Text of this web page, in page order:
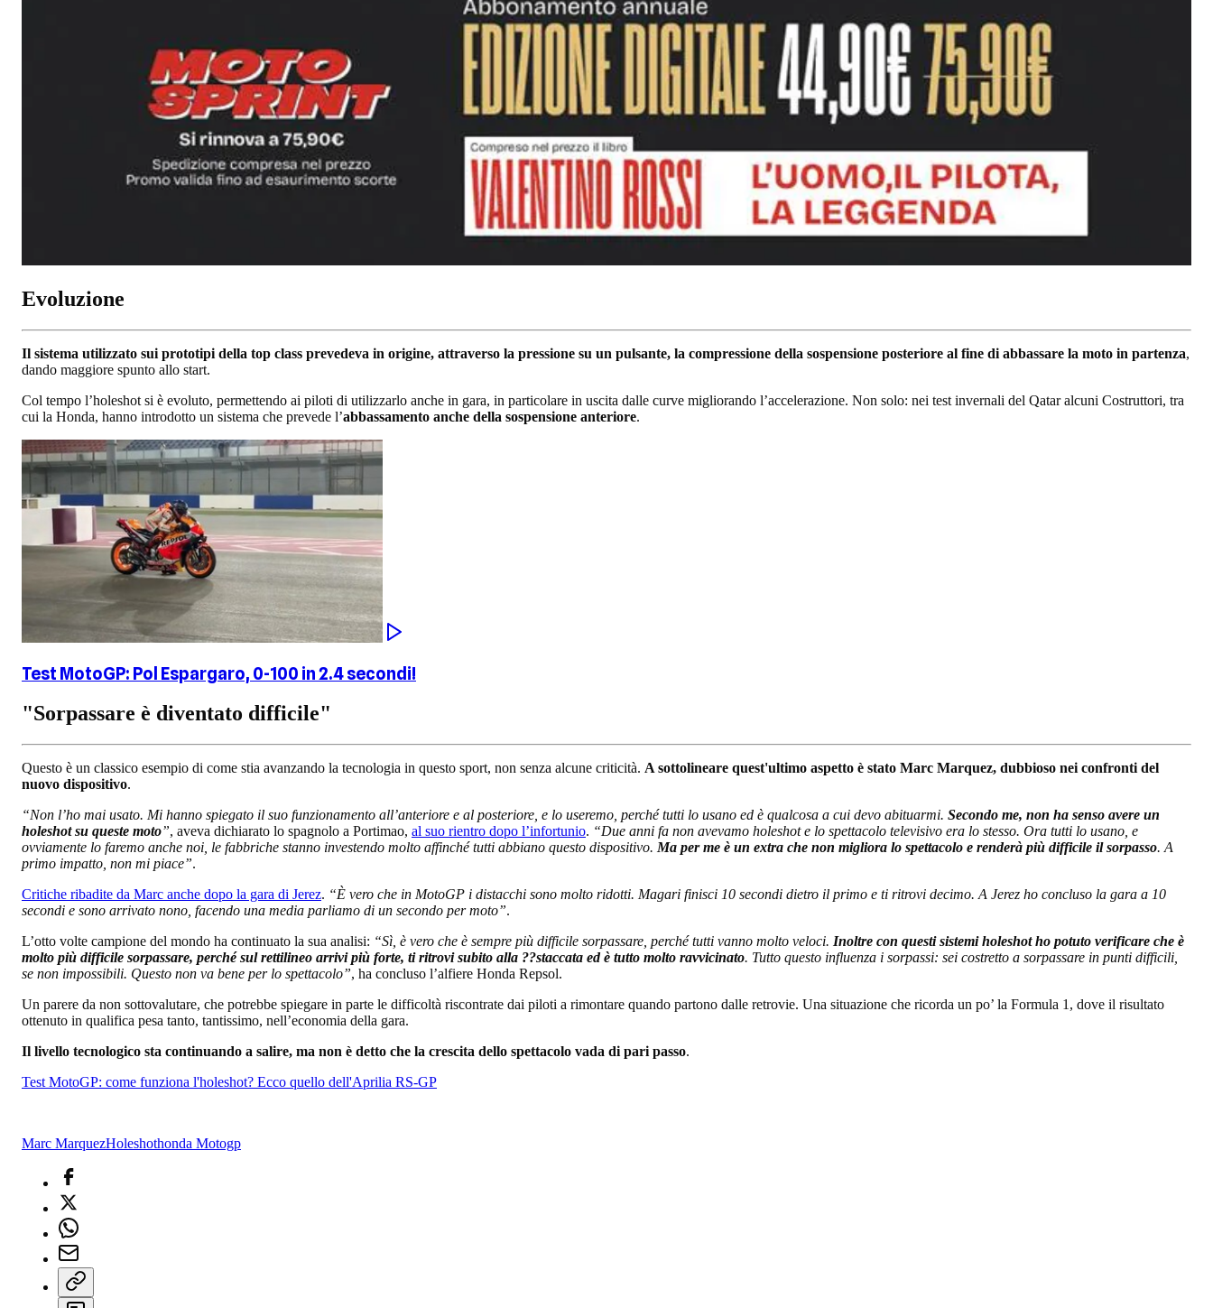
Evoluzione
Il sistema utilizzato sui prototipi della top class prevedeva in origine, attraverso la pressione su un pulsante, la compressione della sospensione posteriore al fine di abbassare la moto in partenza,
dando maggiore spunto allo start.
Col tempo l’holeshot si è evoluto, permettendo ai piloti di utilizzarlo anche in gara, in particolare in uscita dalle curve migliorando l’accelerazione. Non solo: nei test invernali del Qatar alcuni Costruttori, tra
cui la Honda, hanno introdotto un sistema che prevede l’abbassamento anche della sospensione anteriore.
Test MotoGP: Pol Espargaro, 0-100 in 2.4 secondi!
"Sorpassare è diventato difficile"
Questo è un classico esempio di come stia avanzando la tecnologia in questo sport, non senza alcune criticità. A sottolineare quest'ultimo aspetto è stato Marc Marquez, dubbioso nei confronti del
nuovo dispositivo.
“Non l’ho mai usato. Mi hanno spiegato il suo funzionamento all’anteriore e al posteriore, e lo useremo, perché tutti lo usano ed è qualcosa a cui devo abituarmi. Secondo me, non ha senso avere un
holeshot su queste moto”, aveva dichiarato lo spagnolo a Portimao, al suo rientro dopo l’infortunio. “Due anni fa non avevamo holeshot e lo spettacolo televisivo era lo stesso. Ora tutti lo usano, e
ovviamente lo faremo anche noi, le fabbriche stanno investendo molto affinché tutti abbiano questo dispositivo. Ma per me è un extra che non migliora lo spettacolo e renderà più difficile il sorpasso. A
primo impatto, non mi piace”.
Critiche ribadite da Marc anche dopo la gara di Jerez. “È vero che in MotoGP i distacchi sono molto ridotti. Magari finisci 10 secondi dietro il primo e ti ritrovi decimo. A Jerez ho concluso la gara a 10
secondi e sono arrivato nono, facendo una media parliamo di un secondo per moto”.
L’otto volte campione del mondo ha continuato la sua analisi: “Sì, è vero che è sempre più difficile sorpassare, perché tutti vanno molto veloci. Inoltre con questi sistemi holeshot ho potuto verificare che è
molto più difficile sorpassare, perché sul rettilineo arrivi più forte, ti ritrovi subito alla ??staccata ed è tutto molto ravvicinato. Tutto questo influenza i sorpassi: sei costretto a sorpassare in punti difficili,
se non impossibili. Questo non va bene per lo spettacolo”, ha concluso l’alfiere Honda Repsol.
Un parere da non sottovalutare, che potrebbe spiegare in parte le difficoltà riscontrate dai piloti a rimontare quando partono dalle retrovie. Una situazione che ricorda un po’ la Formula 1, dove il risultato
ottenuto in qualifica pesa tanto, tantissimo, nell’economia della gara.
Il livello tecnologico sta continuando a salire, ma non è detto che la crescita dello spettacolo vada di pari passo.
Test MotoGP: come funziona l'holeshot? Ecco quello dell'Aprilia RS-GP
Marc MarquezHoleshothonda Motogp